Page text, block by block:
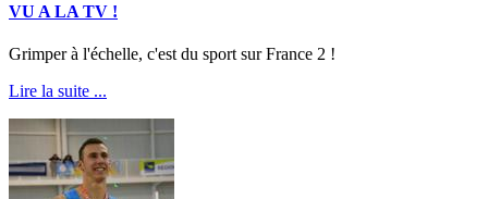
VU A LA TV !
Grimper à l'échelle, c'est du sport sur France 2 !
Lire la suite ...